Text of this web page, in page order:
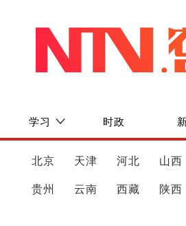
学习 时政
北京 天津 河北 山西
贵州 云南 西藏 陕西